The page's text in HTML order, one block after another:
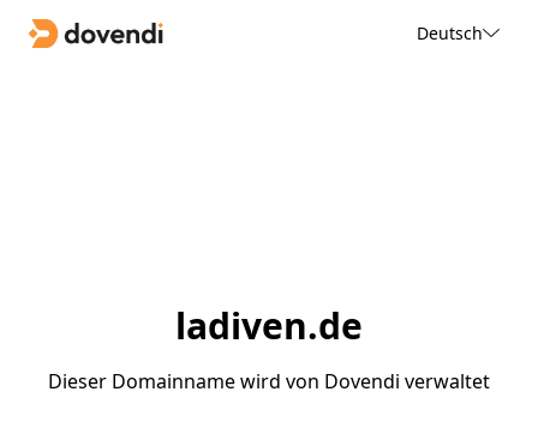
Deutsch
ladiven.de
Dieser Domainname wird von Dovendi verwaltet